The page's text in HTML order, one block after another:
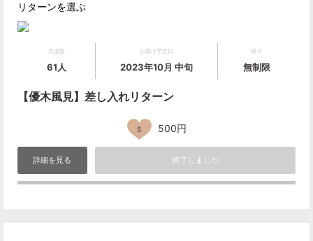
リターンを選ぶ
支援数
61人
お届け予定日
2023年10月 中旬
残り
無制限
【優木風見】差し入れリターン
5 500円
詳細を見る 終了しました